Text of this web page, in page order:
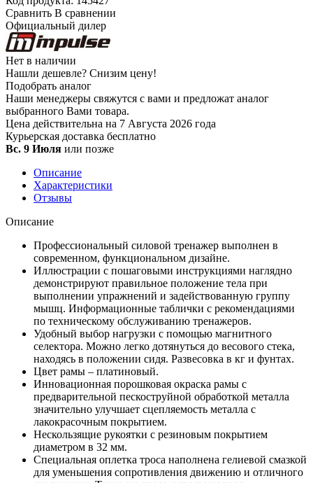
Сравнить В сравнении
Официальный дилер
Нет в наличии
Нашли дешевле? Снизим цену!
Подобрать аналог
Наши менеджеры свяжутся с вами и предложат аналог
выбранного Вами товара.
Цена действительна на 7 Августа 2026 года
Курьерская доставка бесплатно
Вс. 9 Июля или позже
Описание
Характеристики
Отзывы
Описание
Профессиональный силовой тренажер выполнен в
современном, функциональном дизайне.
Иллюстрации с пошаговыми инструкциями наглядно
демонстрируют правильное положение тела при
выполнении упражнений и задействованную группу
мышц. Информационные таблички с рекомендациями
по техническому обслуживанию тренажеров.
Удобный выбор нагрузки с помощью магнитного
селектора. Можно легко дотянуться до весового стека,
находясь в положении сидя. Развесовка в кг и фунтах.
Цвет рамы – платиновый.
Инновационная порошковая окраска рамы с
предварительной пескоструйной обработкой металла
значительно улучшает сцепляемость металла с
лакокрасочным покрытием.
Нескользящие рукоятки с резиновым покрытием
диаметром в 32 мм.
Специальная оплетка троса наполнена гелиевой смазкой
для уменьшения сопротивления движению и отличного